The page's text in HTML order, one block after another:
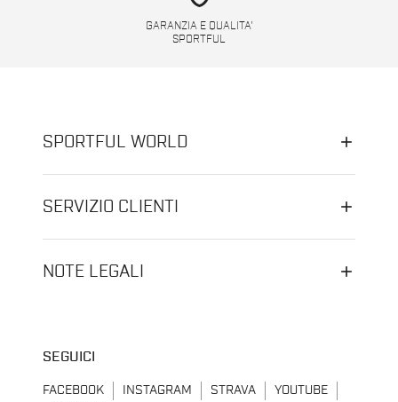
GARANZIA E QUALITA'
SPORTFUL
SPORTFUL WORLD
SERVIZIO CLIENTI
NOTE LEGALI
SEGUICI
FACEBOOK INSTAGRAM STRAVA
YOUTUBE